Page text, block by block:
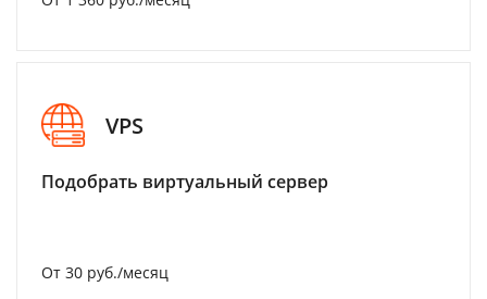
VPS
Подобрать виртуальный сервер
От 30 руб./месяц